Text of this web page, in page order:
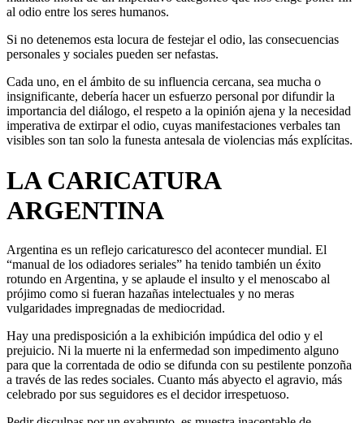
al odio entre los seres humanos.
Si no detenemos esta locura de festejar el odio, las consecuencias
personales y sociales pueden ser nefastas.
Cada uno, en el ámbito de su influencia cercana, sea mucha o
insignificante, debería hacer un esfuerzo personal por difundir la
importancia del diálogo, el respeto a la opinión ajena y la necesidad
imperativa de extirpar el odio, cuyas manifestaciones verbales tan
visibles son tan solo la funesta antesala de violencias más explícitas.
LA CARICATURA
ARGENTINA
Argentina es un reflejo caricaturesco del acontecer mundial. El
“manual de los odiadores seriales” ha tenido también un éxito
rotundo en Argentina, y se aplaude el insulto y el menoscabo al
prójimo como si fueran hazañas intelectuales y no meras
vulgaridades impregnadas de mediocridad.
Hay una predisposición a la exhibición impúdica del odio y el
prejuicio. Ni la muerte ni la enfermedad son impedimento alguno
para que la correntada de odio se difunda con su pestilente ponzoña
a través de las redes sociales. Cuanto más abyecto el agravio, más
celebrado por sus seguidores es el decidor irrespetuoso.